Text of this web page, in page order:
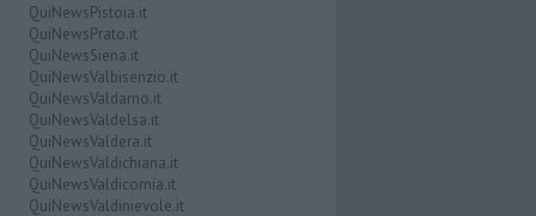
QuiNewsPistoia.it
QuiNewsPrato.it
QuiNewsSiena.it
QuiNewsValbisenzio.it
QuiNewsValdarno.it
QuiNewsValdelsa.it
QuiNewsValdera.it
QuiNewsValdichiana.it
QuiNewsValdicornia.it
QuiNewsValdinievole.it